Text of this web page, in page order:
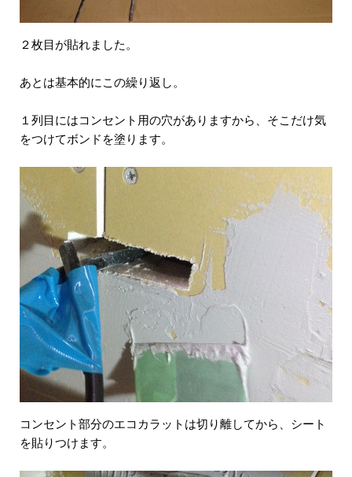
２枚目が貼れました。
あとは基本的にこの繰り返し。
１列目にはコンセント用の穴がありますから、そこだけ気
をつけてボンドを塗ります。
コンセント部分のエコカラットは切り離してから、シート
を貼りつけます。